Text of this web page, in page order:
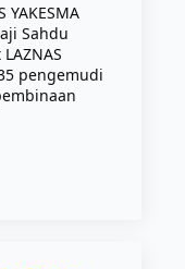
YAKESMA
Sahdu
pengemudi